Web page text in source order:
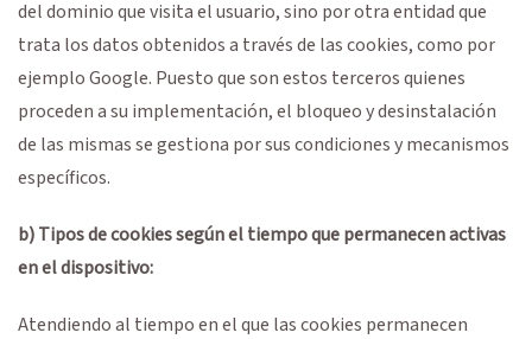
del dominio que visita el usuario, sino por otra entidad que
trata los datos obtenidos a través de las cookies, como por
ejemplo Google. Puesto que son estos terceros quienes
proceden a su implementación, el bloqueo y desinstalación
de las mismas se gestiona por sus condiciones y mecanismos
específicos.
b) Tipos de cookies según el tiempo que permanecen activas
en el dispositivo:
Atendiendo al tiempo en el que las cookies permanecen